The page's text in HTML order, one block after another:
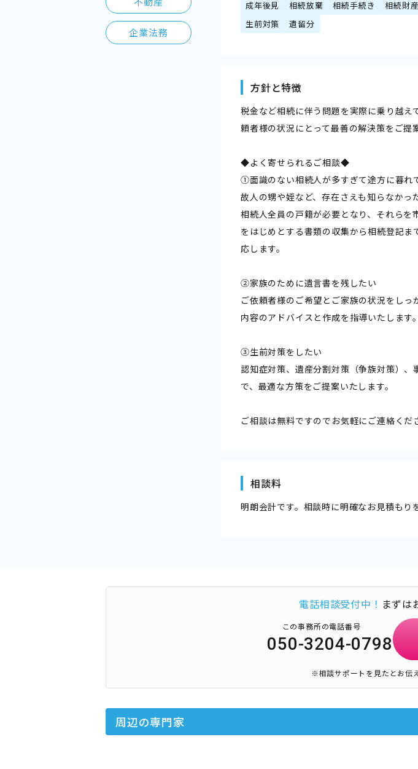
企業法務
成年後見 相続放棄 相続手続き 相続財
生前対策
遺留分
方針と特徴
税金など相続に伴う問題を実際に乗り越
頼者様の状況にとって最善の解決策をご提
◆よく寄せられるご相談◆
①面識のない相続人が多すぎて途方に暮れ
故人の甥や姪など、存在さえも知らなか
相続人全員の戸籍が必要となり、それら
をはじめとする書類の収集から相続登記
応します。
②家族のために遺言書を残したい
ご依頼者様のご希望とご家族の状況をし
内容のアドバイスと作成を指導いたします。
③生前対策をしたい
認知症対策、遺産分割対策（争族対策）
で、最適な方策をご提案いたします。
ご相談は無料ですのでお気軽にご連絡くだ
相談料
明朗会計です。相談時に明確なお見積もり
電話相談受付中！ まずは
この事務所の電話番号
050-3204-0798
※相談サポートを見たとお伝
周辺の専門家